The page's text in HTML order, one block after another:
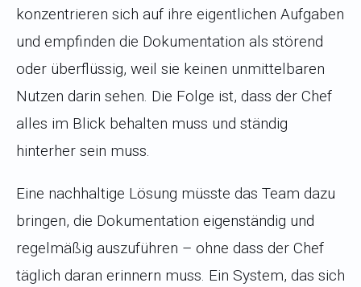
konzentrieren sich auf ihre eigentlichen Aufgaben
und empfinden die Dokumentation als störend
oder überflüssig, weil sie keinen unmittelbaren
Nutzen darin sehen. Die Folge ist, dass der Chef
alles im Blick behalten muss und ständig
hinterher sein muss.
Eine nachhaltige Lösung müsste das Team dazu
bringen, die Dokumentation eigenständig und
regelmäßig auszuführen – ohne dass der Chef
täglich daran erinnern muss. Ein System, das sich